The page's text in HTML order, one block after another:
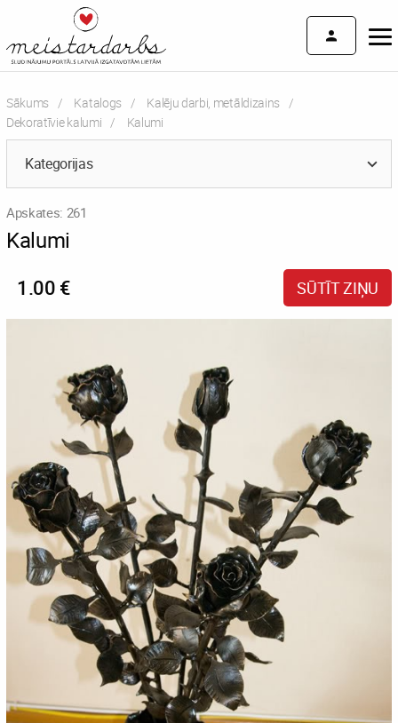
Sākums Katalogs
Kalēju darbi, metāldizains
Dekoratīvie kalumi
Current:
Kalumi
Kategorijas
Apskates: 261
Kalumi
1.00 € SŪTĪT ZIŅU